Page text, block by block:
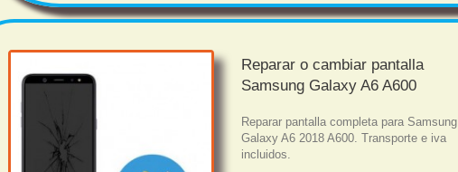
Reparar o cambiar pantalla
Samsung Galaxy A6 A600
Reparar pantalla completa para Samsung
Galaxy A6 2018 A600. Transporte e iva
incluidos.